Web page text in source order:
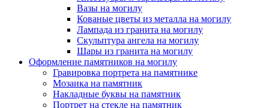
Вазы на могилу
Кованые цветы из металла на могилу
Лампада из гранита на могилу
Скульптура ангела на могилу
Шары из гранита на могилу
Оформление памятников на могилу
Гравировка портрета на памятнике
Мозаика на памятник
Накладные буквы на памятник
Портрет на стекле на памятник